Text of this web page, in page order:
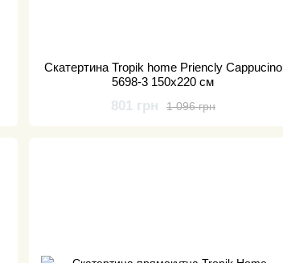
Скатертина Tropik home Priencly Cappucino
5698-3 150x220 см
1 096 грн
801 грн